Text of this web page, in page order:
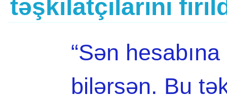
təşkilatçılarını
“Sən
bilərsən. Bu